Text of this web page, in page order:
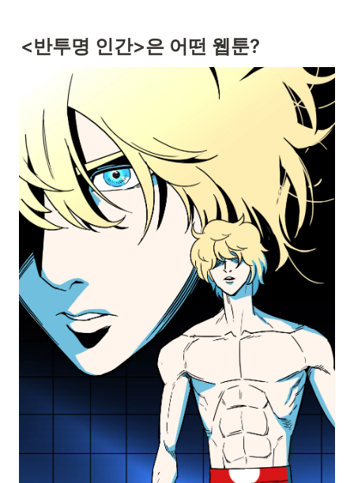
어 콘텐츠 시장에 불어온 크고 작은
변화들 짚어본다.
처음 제작하는 OTT향 버라이어티
쇼다. 신동엽, 안영미, 권혁수, 정상
훈 등 이전 SNL코리아와 함께 했던
이들은 물론 가수 웬디, 모델 정혁,
개그우먼 이수지 등도 신규 크루로
합류한다.
<반투명 인간>은 어떤 웹툰?